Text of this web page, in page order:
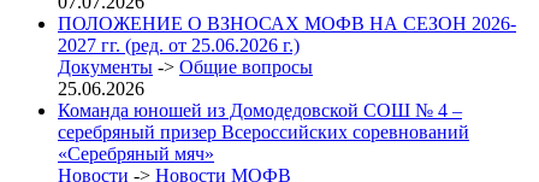
ПОЛОЖЕНИЕ О ВЗНОСАХ МОФВ НА СЕЗОН 2026-
2027 гг. (ред. от 25.06.2026 г.)
Документы -> Общие вопросы
25.06.2026
Команда юношей из Домодедовской СОШ № 4 –
серебряный призер Всероссийских соревнований
«Серебряный мяч»
Новости -> Новости МОФВ